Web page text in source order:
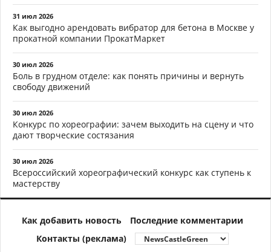
31 июл 2026
Как выгодно арендовать вибратор для бетона в Москве у
прокатной компании ПрокатМаркет
30 июл 2026
Боль в грудном отделе: как понять причины и вернуть
свободу движений
30 июл 2026
Конкурс по хореографии: зачем выходить на сцену и что
дают творческие состязания
30 июл 2026
Всероссийский хореографический конкурс как ступень к
мастерству
Как добавить новость
Последние комментарии
Контакты (реклама)